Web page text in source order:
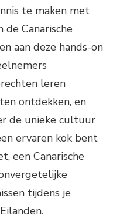
te maken met
de Canarische
aan deze hands-on
leren
ontdekken, en
de unieke cultuur
ervaren kok bent
een Canarische
tijdens je